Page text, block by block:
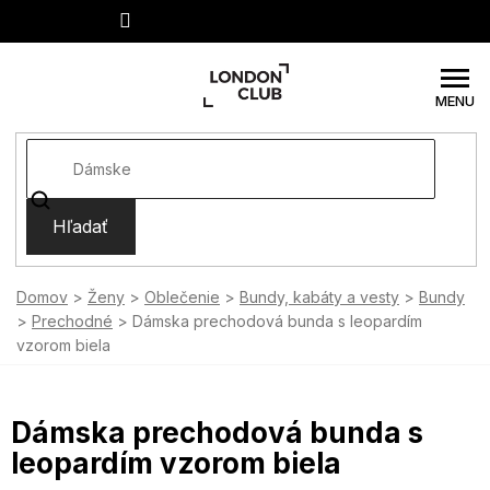
Hľadať
Domov Ženy Oblečenie Bundy, kabáty a vesty
Bundy
Prechodné
Dámska prechodová bunda s leopardím
vzorom biela
Dámska prechodová bunda s
leopardím vzorom biela